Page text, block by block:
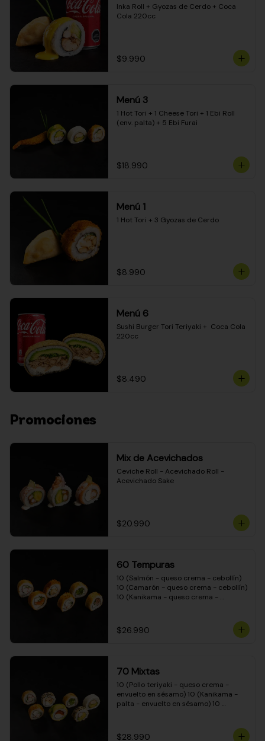
Inka Roll + Gyozas de Cerdo + Coca
Cola 220cc
$9.990
Menú 3
1 Hot Tori + 1 Cheese Tori + 1 Ebi Roll
(env. palta) + 5 Ebi Furai
$18.990
Menú 1
1 Hot Tori + 3 Gyozas de Cerdo
$8.990
Menú 6
Sushi Burger Tori Teriyaki +  Coca Cola
220cc
$8.490
Promociones
Mix de Acevichados
Ceviche Roll - Acevichado Roll -
Acevichado Sake
$20.990
60 Tempuras
10 (Salmón - queso crema - cebollín)
10 (Camarón - queso crema - cebollín)
10 (Kanikama - queso crema -
crema - cebollín) 10 (Carne - queso
crema - cebollín)
$26.990
70 Mixtas
10 (Pollo teriyaki - queso crema -
envuelto en sésamo) 10 (Kanikama -
palta - envuelto en sésamo) 10
- envuelto en queso crema) 10
$28.990